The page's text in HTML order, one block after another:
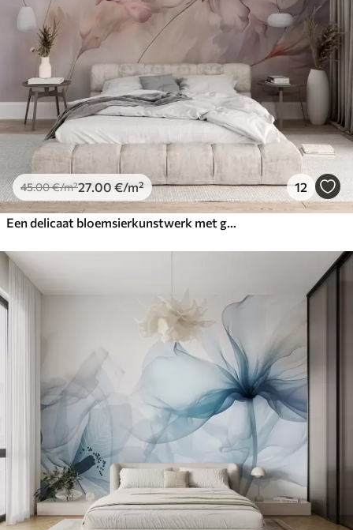
45.00€/m²27 .00 €/m² 12